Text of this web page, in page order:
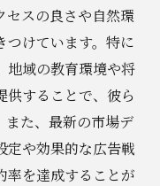
セスの良さや自然環
つけています。特に
地域の教育環境や将
供することで、彼ら
また、最新の市場デ
定や効果的な広告戦
率を達成することが